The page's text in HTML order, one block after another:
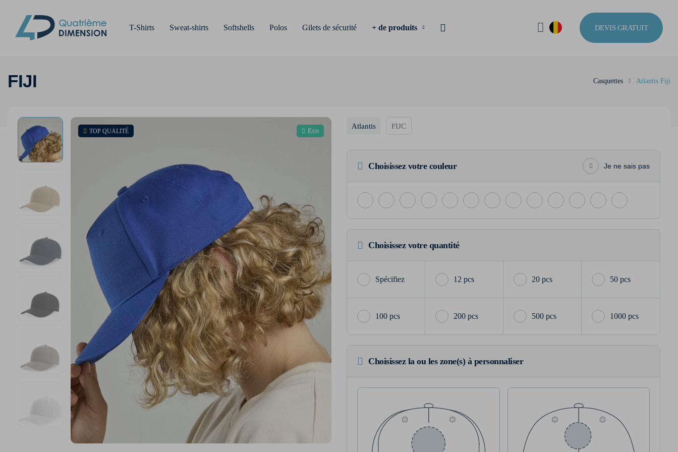
T-Shirts Sweat-shirts Softshells Polos Gilets de sécurité + de produits DEVIS GRATUIT
FIJI Casquettes Atlantis Fiji
TOP QUALITÉ Eco
Atlantis FIJC
Choisissez votre couleur Je ne sais pas
Choisissez votre quantité
12 pcs 20 pcs 50 pcs
100 pcs 200 pcs 500 pcs 1000 pcs
Choisissez la ou les zone(s) à personnaliser